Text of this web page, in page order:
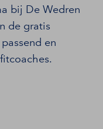
bij De Wedren
de gratis
en